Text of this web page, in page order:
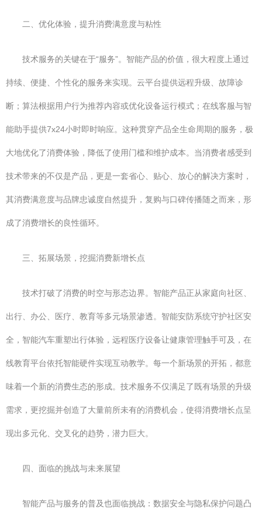
二、优化体验，提升消费满意度与粘性
技术服务的关键在于“服务”。智能产品的价值，很大程度上通过
持续、便捷、个性化的服务来实现。云平台提供远程升级、故障诊
断；算法根据用户行为推荐内容或优化设备运行模式；在线客服与智
能助手提供7x24小时即时响应。这种贯穿产品全生命周期的服务，极
大地优化了消费体验，降低了使用门槛和维护成本。当消费者感受到
技术带来的不仅是产品，更是一套省心、贴心、放心的解决方案时，
其消费满意度与品牌忠诚度自然提升，复购与口碑传播随之而来，形
成了消费增长的良性循环。
三、拓展场景，挖掘消费新增长点
技术打破了消费的时空与形态边界。智能产品正从家庭向社区、
出行、办公、医疗、教育等多元场景渗透。智能安防系统守护社区安
全，智能汽车重塑出行体验，远程医疗设备让健康管理触手可及，在
线教育平台依托智能硬件实现互动教学。每一个新场景的开拓，都意
味着一个新的消费生态的形成。技术服务不仅满足了既有场景的升级
需求，更挖掘并创造了大量前所未有的消费机会，使得消费增长点呈
现出多元化、交叉化的趋势，潜力巨大。
四、面临的挑战与未来展望
智能产品与服务的普及也面临挑战：数据安全与隐私保护问题凸